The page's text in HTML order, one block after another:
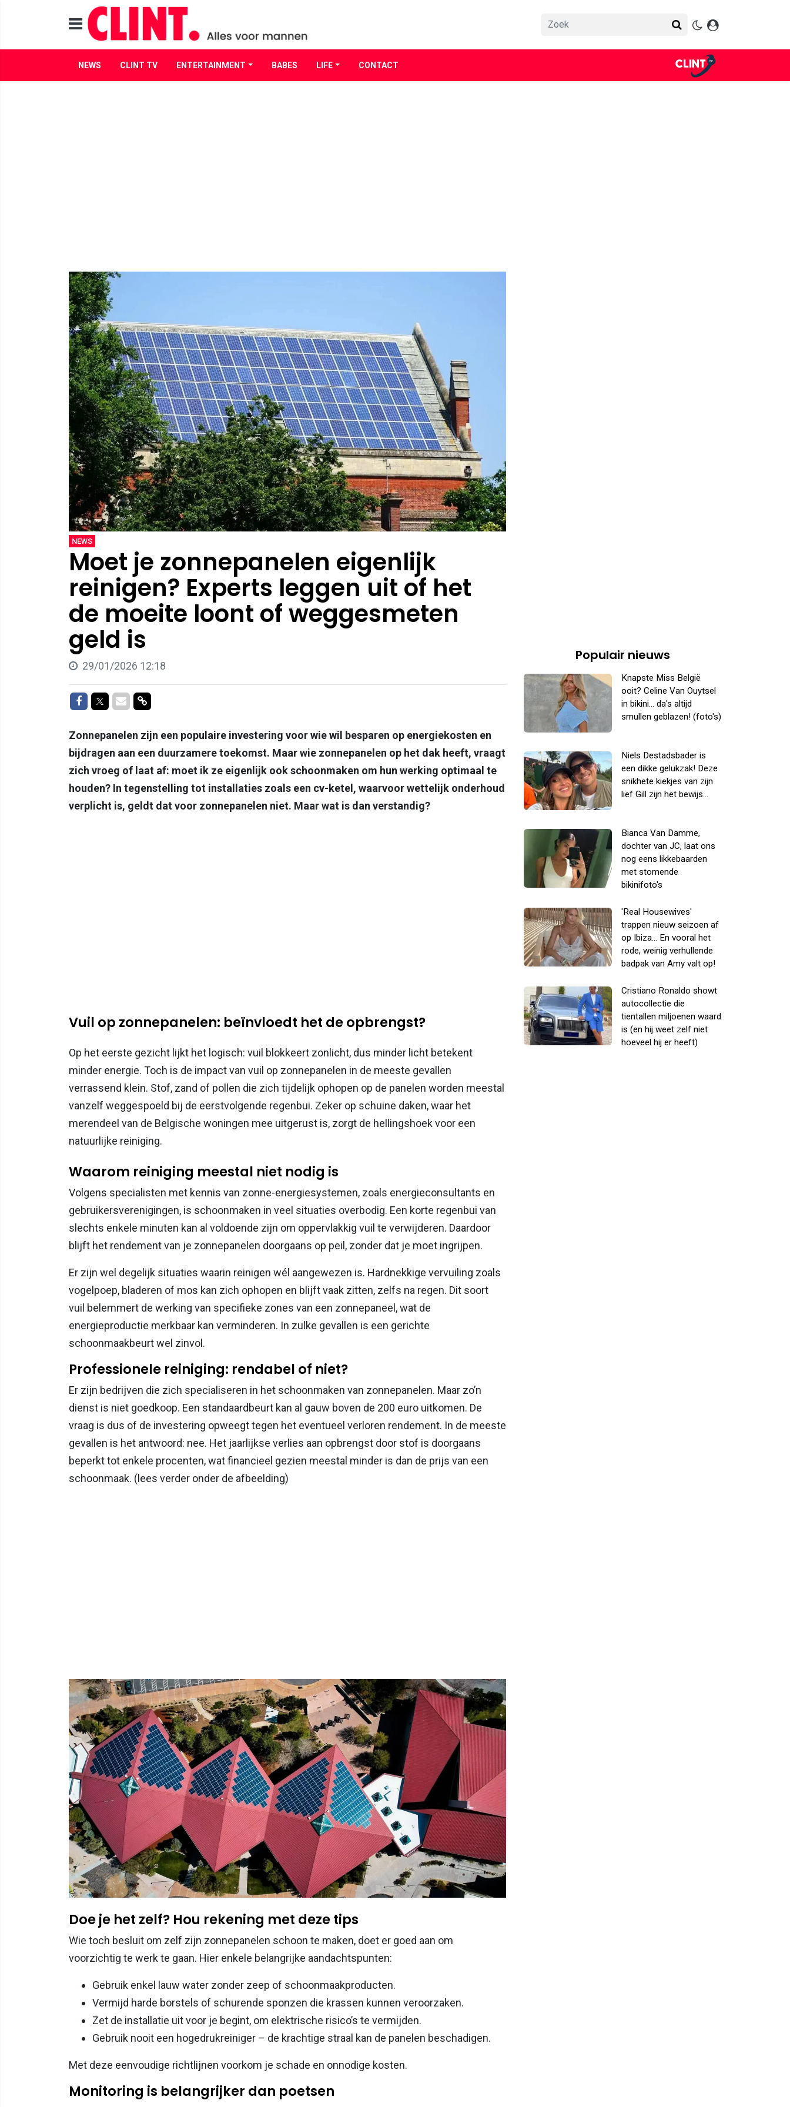
NEWS CLINT TV ENTERTAINMENT BABES LIFE CONTACT
NEWS
Moet je zonnepanelen eigenlijk
reinigen? Experts leggen uit of het
de moeite loont of weggesmeten
geld is
29/01/2026 12:18
Delen op Facebook
Delen op Twitter
Delen via Mail
Delen via link
Zonnepanelen zijn een populaire investering voor wie wil besparen op energiekosten en
bijdragen aan een duurzamere toekomst. Maar wie zonnepanelen op het dak heeft, vraagt
zich vroeg of laat af: moet ik ze eigenlijk ook schoonmaken om hun werking optimaal te
houden? In tegenstelling tot installaties zoals een cv-ketel, waarvoor wettelijk onderhoud
verplicht is, geldt dat voor zonnepanelen niet. Maar wat is dan verstandig?
Vuil op zonnepanelen: beïnvloedt het de opbrengst?
Op het eerste gezicht lijkt het logisch: vuil blokkeert zonlicht, dus minder licht betekent
minder energie. Toch is de impact van vuil op zonnepanelen in de meeste gevallen
verrassend klein. Stof, zand of pollen die zich tijdelijk ophopen op de panelen worden meestal
vanzelf weggespoeld bij de eerstvolgende regenbui. Zeker op schuine daken, waar het
merendeel van de Belgische woningen mee uitgerust is, zorgt de hellingshoek voor een
natuurlijke reiniging.
Waarom reiniging meestal niet nodig is
Volgens specialisten met kennis van zonne-energiesystemen, zoals energieconsultants en
gebruikersverenigingen, is schoonmaken in veel situaties overbodig. Een korte regenbui van
slechts enkele minuten kan al voldoende zijn om oppervlakkig vuil te verwijderen. Daardoor
blijft het rendement van je zonnepanelen doorgaans op peil, zonder dat je moet ingrijpen.
Er zijn wel degelijk situaties waarin reinigen wél aangewezen is. Hardnekkige vervuiling zoals
vogelpoep, bladeren of mos kan zich ophopen en blijft vaak zitten, zelfs na regen. Dit soort
vuil belemmert de werking van specifieke zones van een zonnepaneel, wat de
energieproductie merkbaar kan verminderen. In zulke gevallen is een gerichte
schoonmaakbeurt wel zinvol.
Professionele reiniging: rendabel of niet?
Er zijn bedrijven die zich specialiseren in het schoonmaken van zonnepanelen. Maar zo’n
dienst is niet goedkoop. Een standaardbeurt kan al gauw boven de 200 euro uitkomen. De
vraag is dus of de investering opweegt tegen het eventueel verloren rendement. In de meeste
gevallen is het antwoord: nee. Het jaarlijkse verlies aan opbrengst door stof is doorgaans
beperkt tot enkele procenten, wat financieel gezien meestal minder is dan de prijs van een
schoonmaak. (lees verder onder de afbeelding)
Doe je het zelf? Hou rekening met deze tips
Wie toch besluit om zelf zijn zonnepanelen schoon te maken, doet er goed aan om
voorzichtig te werk te gaan. Hier enkele belangrijke aandachtspunten:
Gebruik enkel lauw water zonder zeep of schoonmaakproducten.
Vermijd harde borstels of schurende sponzen die krassen kunnen veroorzaken.
Zet de installatie uit voor je begint, om elektrische risico’s te vermijden.
Gebruik nooit een hogedrukreiniger – de krachtige straal kan de panelen beschadigen.
Met deze eenvoudige richtlijnen voorkom je schade en onnodige kosten.
Monitoring is belangrijker dan poetsen
Populair nieuws
Knapste Miss België
ooit? Celine Van Ouytsel
in bikini... da's altijd
smullen geblazen! (foto's)
Niels Destadsbader is
een dikke gelukzak! Deze
snikhete kiekjes van zijn
lief Gill zijn het bewijs...
Bianca Van Damme,
dochter van JC, laat ons
nog eens likkebaarden
met stomende
bikinifoto's
'Real Housewives'
trappen nieuw seizoen af
op Ibiza... En vooral het
rode, weinig verhullende
badpak van Amy valt op!
Cristiano Ronaldo showt
autocollectie die
tientallen miljoenen waard
is (en hij weet zelf niet
hoeveel hij er heeft)